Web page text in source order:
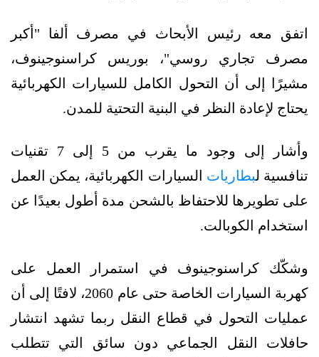
اتفق معه رئيس الأبحاث في مصرف ألفا "أكبر
مصرف تجاري روسي"، بوريس كراسنوجينوف،
مشيرًا إلى أن التحول الكامل للسيارات الكهربائية
يحتاج لإعادة النظر في البنية التحتية للمدن.
وأشار إلى وجود ما يقرب من 5 إلى 7 تقنيات
تنافسية لبطاريات السيارات الكهربائية، يمكن العمل
على تطويرها للاحتفاظ بالشحن مدة أطول بعيدًا عن
استخدام الكوبالت.
وشكّك كراسنوجينوف في استمرار العمل على
كهربة السيارات الخاصة حتى عام 2060، لافتًا إلى أن
عمليات التحول في قطاع النقل ربما تشهد انتشار
حافلات النقل الجماعي دون سائق التي تتطلب